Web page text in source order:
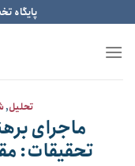
to
content
پایگاه
تحلیل,
ماجرای
تحقیقات: مقایسه ۲ مورد